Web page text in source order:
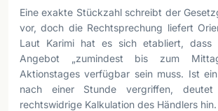
Eine exakte Stückzahl schreibt der
vor, doch die Rechtsprechung liefert
Laut Karimi hat es sich etabliert, dass
Angebot „zumindest bis zum
Aktionstages verfügbar sein muss. Ist
nach einer Stunde vergriffen,
rechtswidrige Kalkulation des Händlers hin.